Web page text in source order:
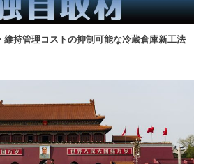
維持管理コストの抑制可能な冷蔵倉庫新工法